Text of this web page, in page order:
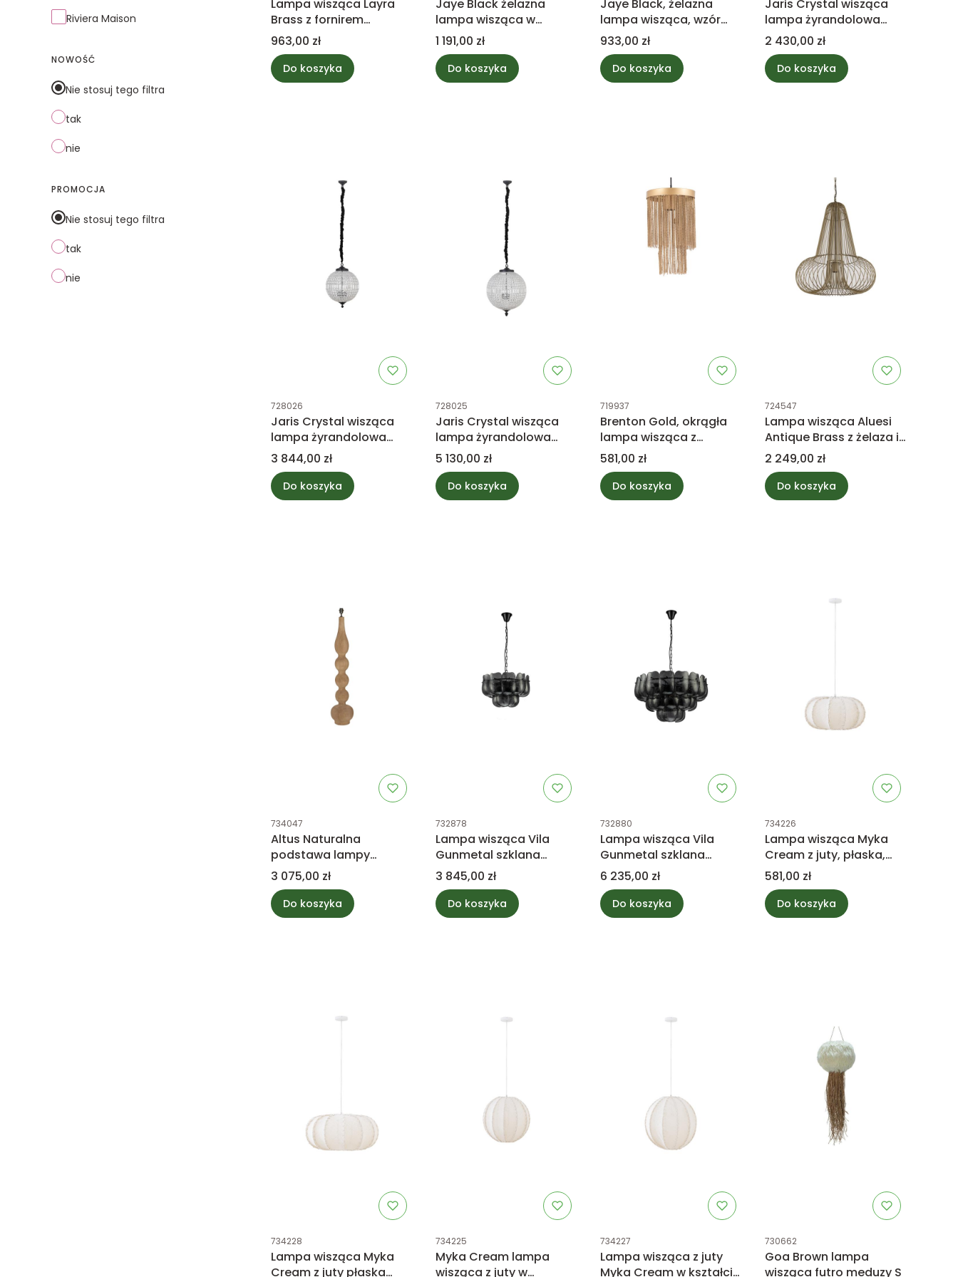
Riviera Maison
NOWOŚĆ
Nie stosuj tego filtra
tak
nie
PROMOCJA
Nie stosuj tego filtra
tak
nie
Lampa wisząca Layra
Brass z fornirem
kamiennym, antyczna
PTMD Collection
Cena
963,00 zł
Do koszyka
Jaye Black żelazna
lampa wisząca w
kształcie koła, szeroka
PTMD Collection
Cena
1 191,00 zł
Do koszyka
Jaye Black, żelazna
lampa wisząca, wzór
koła, mała PTMD
Collection
Cena
933,00 zł
Do koszyka
Jaris Crystal wisząca
lampa żyrandolowa
kula S PTMD Collection
Cena
2 430,00 zł
Do koszyka
Kod produktu
728026
Jaris Crystal wisząca
lampa żyrandolowa
kula M PTMD Collection
Cena
3 844,00 zł
Do koszyka
Kod produktu
728025
Jaris Crystal wisząca
lampa żyrandolowa
kula L PTMD Collection
Cena
5 130,00 zł
Do koszyka
Kod produktu
719937
Brenton Gold, okrągła
lampa wisząca z
żelaznymi łańcuchami S
PTMD Collection
Cena
581,00 zł
Do koszyka
Kod produktu
724547
Lampa wisząca Aluesi
Antique Brass z żelaza i
drutu PTMD Collection
Cena
2 249,00 zł
Do koszyka
Kod produktu
734047
Altus Naturalna
podstawa lampy
podłogowej z drewna
mango PTMD Collection
Cena
3 075,00 zł
Do koszyka
Kod produktu
732878
Lampa wisząca Vila
Gunmetal szklana
okrągła S PTMD
Collection
Cena
3 845,00 zł
Do koszyka
Kod produktu
732880
Lampa wisząca Vila
Gunmetal szklana
okrągła L PTMD
Collection
Cena
6 235,00 zł
Do koszyka
Kod produktu
734226
Lampa wisząca Myka
Cream z juty, płaska,
okrągła, kształt S PTMD
Collection
Cena
581,00 zł
Do koszyka
Kod produktu
734228
Lampa wisząca Myka
Cream z juty płaska
Kod produktu
734225
Myka Cream lampa
wisząca z juty w
Kod produktu
734227
Lampa wisząca z juty
Myka Cream w kształcie
Kod produktu
730662
Goa Brown lampa
wisząca futro meduzy S